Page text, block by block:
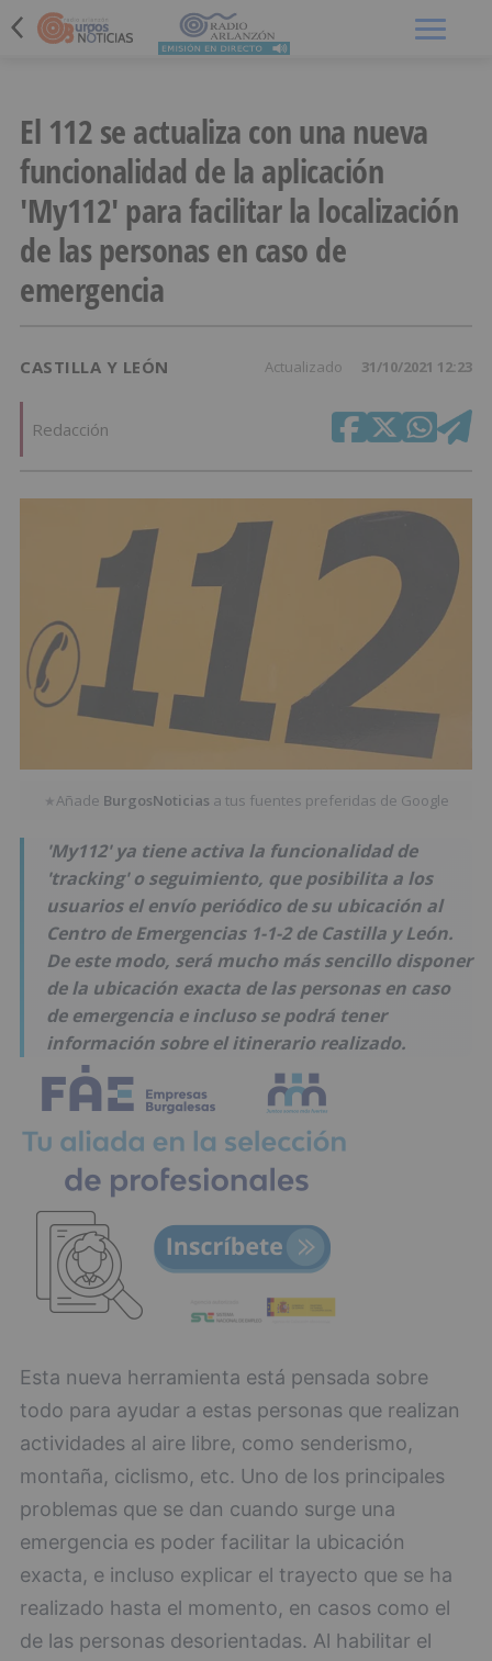
El 112 se actualiza con una nueva
funcionalidad de la aplicación
'My112' para facilitar la localización
de las personas en caso de
emergencia
CASTILLA Y LEÓN Actualizado 31/10/2021 12:23
Redacción
★Añade BurgosNoticias a tus fuentes preferidas de Google
'My112' ya tiene activa la funcionalidad de
'tracking' o seguimiento, que posibilita a los
usuarios el envío periódico de su ubicación al
Centro de Emergencias 1-1-2 de Castilla y León.
De este modo, será mucho más sencillo disponer
de la ubicación exacta de las personas en caso
de emergencia e incluso se podrá tener
información sobre el itinerario realizado.
Esta nueva herramienta está pensada sobre
todo para ayudar a estas personas que realizan
actividades al aire libre, como senderismo,
montaña, ciclismo, etc. Uno de los principales
problemas que se dan cuando surge una
emergencia es poder facilitar la ubicación
exacta, e incluso explicar el trayecto que se ha
realizado hasta el momento, en casos como el
de las personas desorientadas. Al habilitar el